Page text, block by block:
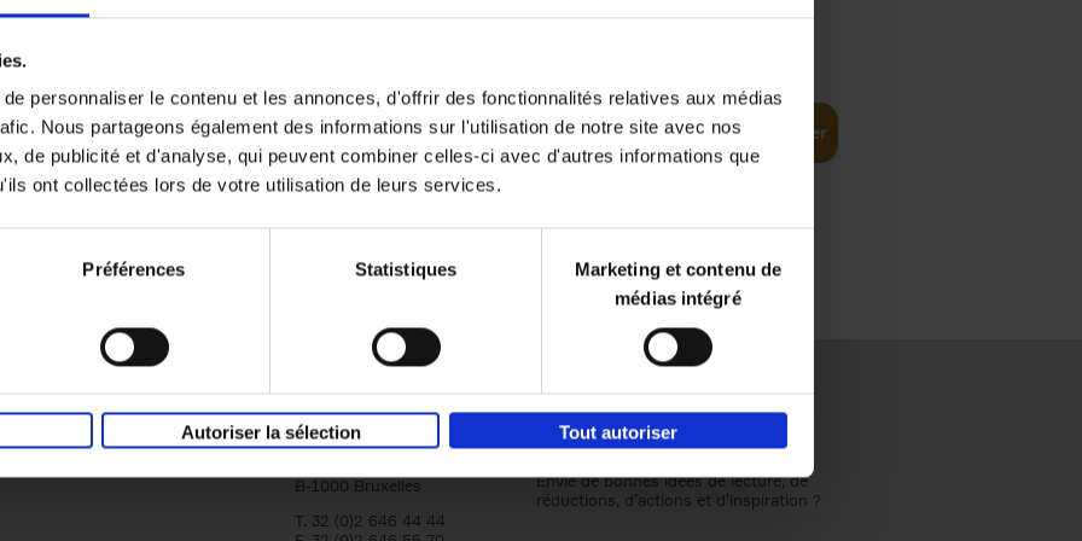
personnaliser le contenu et les annonces, d'offrir des fonctionnalités relatives aux médias
Nous partageons également des informations sur l'utilisation de notre site avec nos
de publicité et d'analyse, qui peuvent combiner celles-ci avec d'autres informations que
ont collectées lors de votre utilisation de leurs services.
Préférences Statistiques
Marketing et contenu de
médias intégré
Autoriser la sélection Tout autoriser
reward
Axel Smits
Bart Van den Bussche
Couverture souple
2024 222 Ajouter au panier
Qui sommes-nous?
Éditions Racine
Tour & Taxis
Avenue du Port, 86C
B-1000 Bruxelles
T. 32 (0)2 646 44 44
Envie de bonnes idées de lecture, de
réductions, d’actions et d’inspiration ?